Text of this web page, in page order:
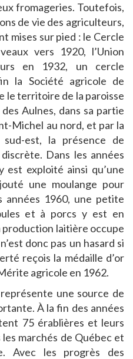
fromageries. Toutefois,
de vie des agriculteurs,
mises sur pied : le Cercle
vers 1920, l’Union
en 1932, un cercle
la Société agricole de
le territoire de la paroisse
Aulnes, dans sa partie
Michel au nord, et par la
est, la présence de
Dans les années
est exploité ainsi qu’une
une moulange pour
années 1960, une petite
et à porcs y est en
laitière occupe
donc pas un hasard si
reçois la médaille d’or
agricole en 1962.
une source de
À la fin des années
75 érablières et leurs
marchés de Québec et
Avec les progrès des